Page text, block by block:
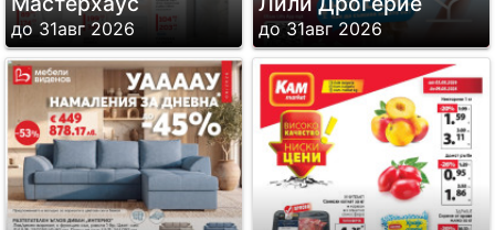
до 31авг 2026 до 31авг 2026